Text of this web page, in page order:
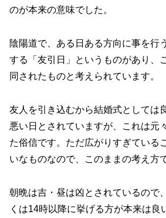
のが本来の意味でした。
陰陽道で、ある日ある方向に事を行
する「友引日」というものがあり、
同されたものと考えられています。
友人を引き込むから結婚式としては
悪い日とされていますが、これは元
た俗信です。ただ広がりすぎている
いなものなので、このままの考え方
朝晩は吉・昼は凶とされているので
くは14時以降に挙げる方が本来は良